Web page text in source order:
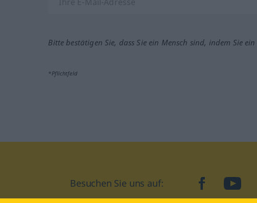
Bitte bestätigen Sie, dass Sie ein Mensch sind, indem Sie
*Pflichtfeld
Besuchen Sie uns auf: facebook